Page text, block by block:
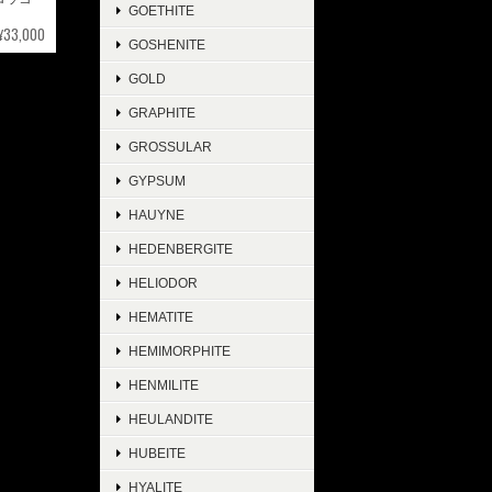
¥33,000
GOETHITE
GOSHENITE
GOLD
GRAPHITE
GROSSULAR
GYPSUM
HAUYNE
HEDENBERGITE
HELIODOR
HEMATITE
HEMIMORPHITE
HENMILITE
HEULANDITE
HUBEITE
HYALITE